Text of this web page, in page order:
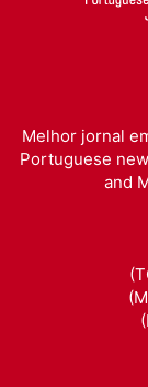
Melhor jornal
Portuguese
and